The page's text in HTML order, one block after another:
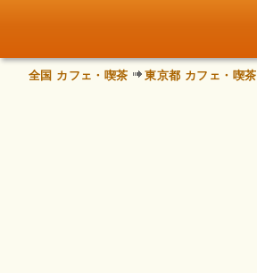
全国 カフェ・喫茶 東京都 カフェ・喫茶